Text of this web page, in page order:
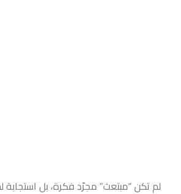
لم تكن “مبتعث” مجرّد فكرة، بل